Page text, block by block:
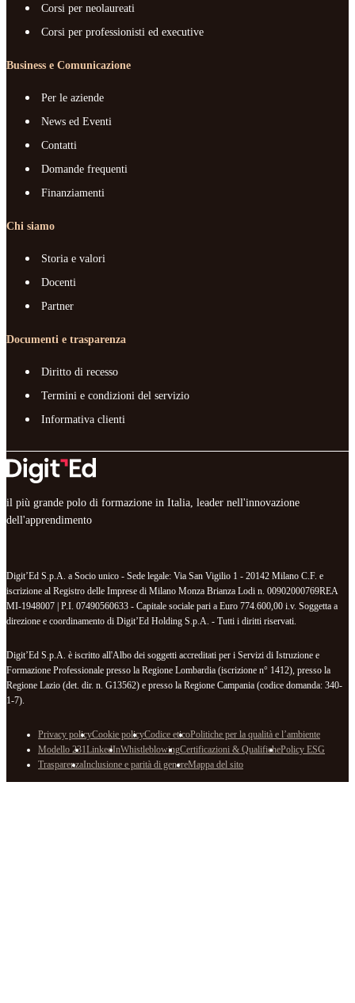
Corsi per neolaureati
Corsi per professionisti ed executive
Business e Comunicazione
Per le aziende
News ed Eventi
Contatti
Domande frequenti
Finanziamenti
Chi siamo
Storia e valori
Docenti
Partner
Documenti e trasparenza
Diritto di recesso
Termini e condizioni del servizio
Informativa clienti
il più grande polo di formazione in Italia, leader nell'innovazione
dell'apprendimento
Digit’Ed S.p.A. a Socio unico - Sede legale: Via San Vigilio 1 - 20142 Milano C.F. e
iscrizione al Registro delle Imprese di Milano Monza Brianza Lodi n. 00902000769REA
MI-1948007 | P.I. 07490560633 - Capitale sociale pari a Euro 774.600,00 i.v. Soggetta a
direzione e coordinamento di Digit’Ed Holding S.p.A. - Tutti i diritti riservati.
Digit’Ed S.p.A. è iscritto all'Albo dei soggetti accreditati per i Servizi di Istruzione e
Formazione Professionale presso la Regione Lombardia (iscrizione n° 1412), presso la
Regione Lazio (det. dir. n. G13562) e presso la Regione Campania (codice domanda: 340-
1-7).
Privacy policyCookie policyCodice eticoPolitiche per la qualità e l’ambiente
Modello 231LinkedInWhistleblowingCertificazioni & QualifichePolicy ESG
TrasparenzaInclusione e parità di genereMappa del sito